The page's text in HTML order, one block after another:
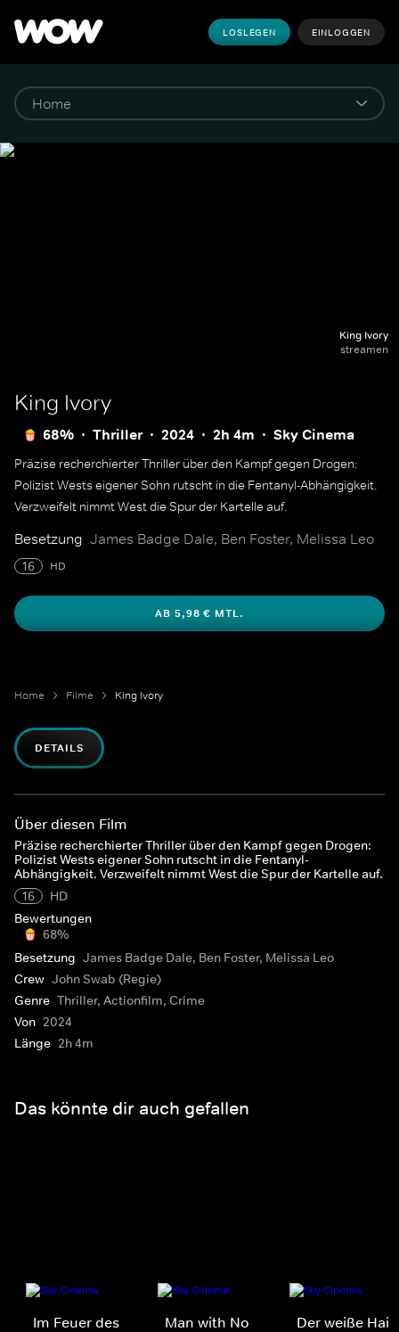
LOSLEGEN EINLOGGEN
King Ivory
streamen
King Ivory
68% Thriller 2024 2h 4m Sky Cinema
Präzise recherchierter Thriller über den Kampf gegen Drogen:
Polizist Wests eigener Sohn rutscht in die Fentanyl-Abhängigkeit.
Verzweifelt nimmt West die Spur der Kartelle auf.
Besetzung James Badge Dale, Ben Foster, Melissa Leo
16 HD
AB 5,98 € MTL.
Home Filme King Ivory
DETAILS
Über diesen Film
Präzise recherchierter Thriller über den Kampf gegen Drogen:
Polizist Wests eigener Sohn rutscht in die Fentanyl-
Abhängigkeit. Verzweifelt nimmt West die Spur der Kartelle auf.
16
HD
Bewertungen
68%
Besetzung James Badge Dale, Ben Foster, Melissa Leo
Crew John Swab (Regie)
Genre Thriller, Actionfilm, Crime
Von 2024
Länge 2h 4m
Das könnte dir auch gefallen
Im Feuer des
Man with No
Der weiße Hai